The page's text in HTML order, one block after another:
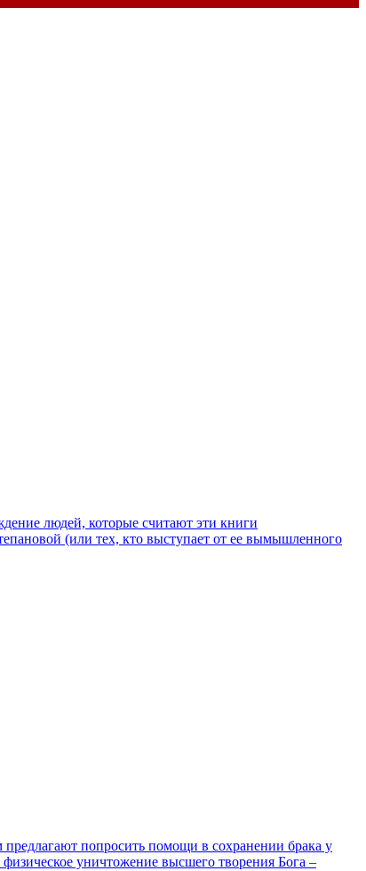
людей, которые считают эти книги
(или тех, кто выступает от ее вымышленного
попросить помощи в сохранении брака у
уничтожение высшего творения Бога –